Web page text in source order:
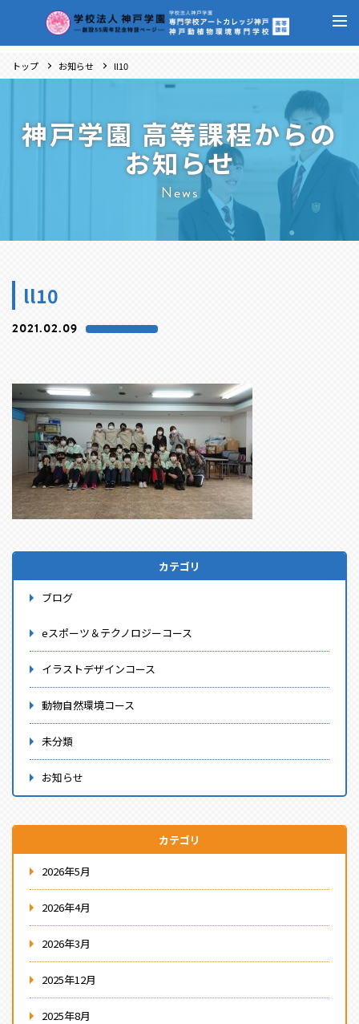
トップ お知らせ ll10
神戸学園 高等課程からの
お知らせ
News
ll10
2021.02.09
カテゴリ
ブログ
eスポーツ＆テクノロジーコース
イラストデザインコース
動物自然環境コース
未分類
お知らせ
カテゴリ
2026年5月
2026年4月
2026年3月
2025年12月
2025年8月